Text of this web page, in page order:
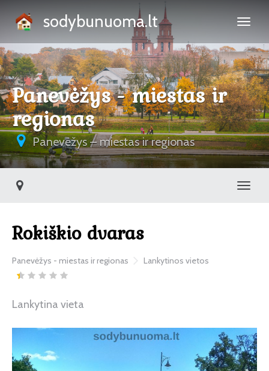
sodybunuoma.lt
Panevėžys - miestas ir
regionas
Panevėžys – miestas ir regionas
Rokiškio dvaras
Panevėžys - miestas ir regionas Lankytinos vietos
Lankytina vieta